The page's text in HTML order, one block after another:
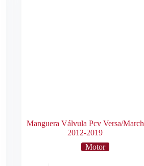
Manguera Válvula Pcv Versa/March
2012-2019
Motor